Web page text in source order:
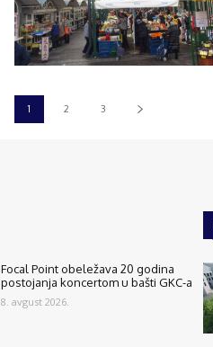
1 2 3
Focal Point obeležava 20 godina
postojanja koncertom u bašti GKC-a
8. avgust 2026.